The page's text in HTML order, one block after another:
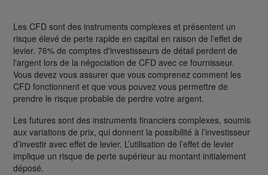
Les CFD sont des instruments complexes et présentent un
risque élevé de perte rapide en capital en raison de l'effet de
levier. 76% de comptes d'investisseurs de détail perdent de
l'argent lors de la négociation de CFD avec ce fournisseur.
Vous devez vous assurer que vous comprenez comment les
CFD fonctionnent et que vous pouvez vous permettre de
prendre le risque probable de perdre votre argent.
Les futures sont des instruments financiers complexes, soumis
aux variations de prix, qui donnent la possibilité à l’investisseur
d’investir avec effet de levier. L’utilisation de l’effet de levier
implique un risque de perte supérieur au montant initialement
déposé.